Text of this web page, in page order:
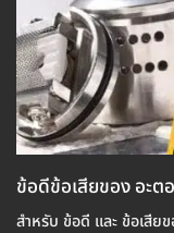
ข้อดีข้อเสียของ อะต
สำหรับ ข้อดี และ ข้อเสีย